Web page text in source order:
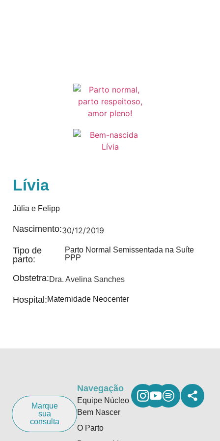
Lívia
Júlia e Felipp
Nascimento:30/12/2019
Tipo de
parto:
Parto Normal Semissentada na Suíte
PPP
Obstetra:Dra. Avelina Sanches
Hospital:Maternidade Neocenter
Marque
sua
consulta
Navegação
Equipe Núcleo
Bem Nascer
O Parto